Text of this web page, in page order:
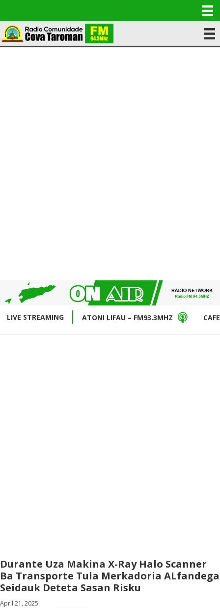
LIVE STREAMING ATONI LIFAU – FM93.3MHZ
Durante Uza Makina X-Ray Halo Scanner
Ba Transporte Tula Merkadoria ALfandega
Seidauk Deteta Sasan Risku
April 21, 2025